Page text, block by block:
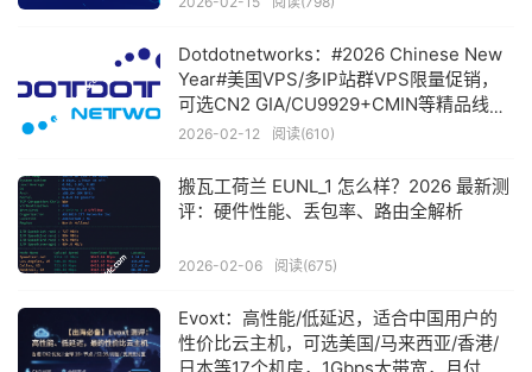
Dotdotnetworks：#2026 Chinese New
Year#美国VPS/多IP站群VPS限量促销，
可选CN2 GIA/CU9929+CMIN等精品线
路，年付$34.9起
2026-02-12 阅读(610)
搬瓦工荷兰 EUNL_1 怎么样？2026 最新测
评：硬件性能、丢包率、路由全解析
2026-02-06 阅读(675)
Evoxt：高性能/低延迟，适合中国用户的
性价比云主机，可选美国/马来西亚/香港/